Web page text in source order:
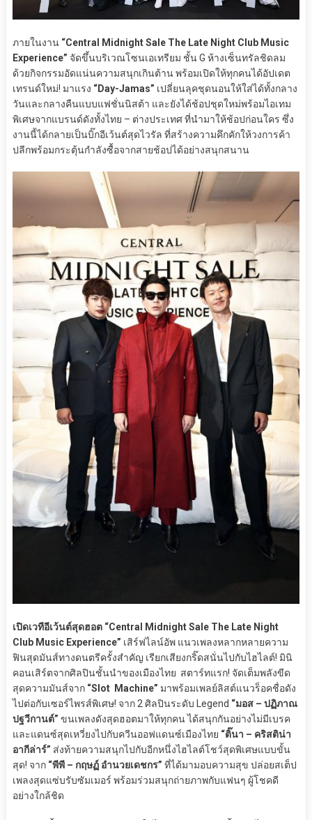
ภายในงาน“Central Midnight Sale The Late Night Club Music
Experience” จัดขึ้นบริเวณโซนเอเทรียม ชั้น G ห้างเซ็นทรัลชิดลม
ด้วยกิจกรรมอัดแน่นความสนุกเกินต้าน พร้อมเปิดให้ทุกคนได้อัปเดต
เทรนด์ใหม่! มาแรง “Day-Jamas” เปลี่ยนลุคชุดนอนให้ใส่ได้ทั้งกลาง
วันและกลางคืนแบบแฟชั่นนิสต้า และยังได้ช้อปชุดใหม่พร้อมไอเทม
พิเศษจากแบรนด์ดังทั้งไทย – ต่างประเทศ ที่นำมาให้ช้อปก่อนใคร ซึ่ง
งานนี้ได้กลายเป็นบิ๊กอีเว้นต์สุดไวรัล ที่สร้างความคึกคักให้วงการค้า
ปลีกพร้อมกระตุ้นกำลังซื้อจากสายช้อปได้อย่างสนุกสนาน
เปิดเวทีอีเว้นต์สุดฮอต “Central Midnight Sale The Late Night
Club Music Experience” เสิร์ฟไลน์อัพ แนวเพลงหลากหลายความ
ฟินสุดมันส์ทางดนตรีครั้งสำคัญ เรียกเสียงกริ๊ดสนั่นไปกับไฮไลต์! มินิ
คอนเสิร์ตจากศิลปินชั้นนำของเมืองไทย สตาร์ทแรก! จัดเต็มพลังขีด
สุดความมันส์จาก “Slot Machine” มาพร้อมเพลย์ลิสต์แนวร็อคชื่อดัง
ไปต่อกับเซอร์ไพรส์พิเศษ! จาก 2 ศิลปินระดับ Legend “มอส – ปฏิภาณ
ปฐวีกานต์” ขนเพลงดังสุดฮอตมาให้ทุกคน ได้สนุกกันอย่างไม่มีเบรค
และแดนซ์สุดเหวี่ยงไปกับควีนออฟแดนซ์เมืองไทย “ติ๊นา – คริสติน่า
อากีล่าร์” ส่งท้ายความสนุกไปกับอีกหนึ่งไฮไลต์โชว์สุดพิเศษแบบขั้น
สุด! จาก “พีพี – กฤษฏ์ อำนวยเดชกร” ที่ได้มามอบความสุข ปล่อยสเต็ป
เพลงสุดแซ่บรับซัมเมอร์ พร้อมร่วมสนุกถ่ายภาพกับแฟนๆ ผู้โชคดี
อย่างใกล้ชิด